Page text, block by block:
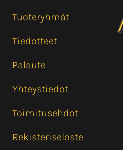
Tuoteryhmät
Tiedotteet
Palaute
Yhteystiedot
Toimitusehdot
Rekisteriseloste